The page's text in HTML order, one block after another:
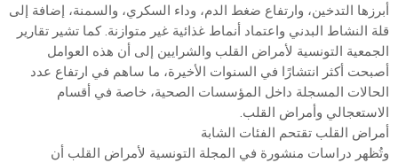
أبرزها التدخين، وارتفاع ضغط الدم، وداء السكري، والسمنة، إضافة إلى
قلة النشاط البدني واعتماد أنماط غذائية غير متوازنة. كما تشير تقارير
الجمعية التونسية لأمراض القلب والشرايين إلى أن هذه العوامل
أصبحت أكثر انتشارًا في السنوات الأخيرة، ما ساهم في ارتفاع عدد
الحالات المسجلة داخل المؤسسات الصحية، خاصة في أقسام
الاستعجالي وأمراض القلب.
أمراض القلب تقتحم الفئات الشابة
وتُظهر دراسات منشورة في المجلة التونسية لأمراض القلب أن